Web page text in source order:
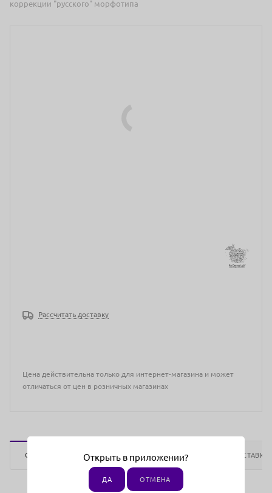
коррекции "русского" морфотипа
Рассчитать доставку
Цена действительна только для интернет-магазина и может
отличаться от цен в розничных магазинах
ОПИСАНИЕ ОТЗЫВЫ ОПЛАТА ДОСТАВКА
Открыть в приложении?
ДА ОТМЕНА